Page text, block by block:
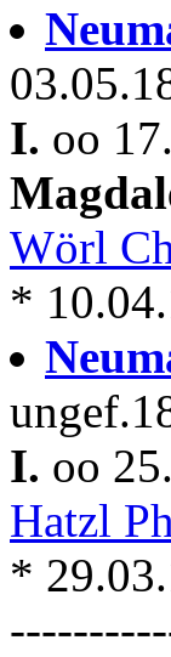
I. oo
Wörl
*
I. oo
Hatzl
*